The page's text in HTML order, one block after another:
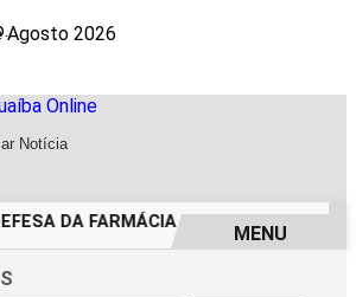
Agosto 2026
DA FARMÁCIA INVESTIGADA EM
MENU